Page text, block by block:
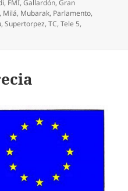
, FMI,Gallardón,Gran
, Milá, Mubarak, Parlamento,
,Supertorpez,TC,Tele 5,
El TC Rescata a Sortu